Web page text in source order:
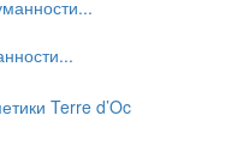
Terre d’Oc